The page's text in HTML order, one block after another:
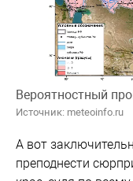
Вероятностный
Источник: meteoinfo.ru
А вот
преподнести